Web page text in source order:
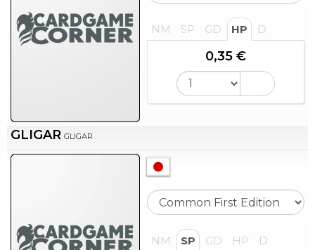
NM SP GD HP D
0,35 €
GLIGAR GLIGAR
NM SP GD HP D